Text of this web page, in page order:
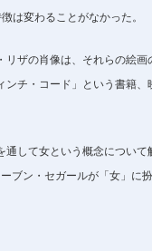
は変わることがなかった。
リザの肖像は、それらの絵画
ンチ・コード」という書籍、
通して女という概念について
ブン・セガールが「女」に